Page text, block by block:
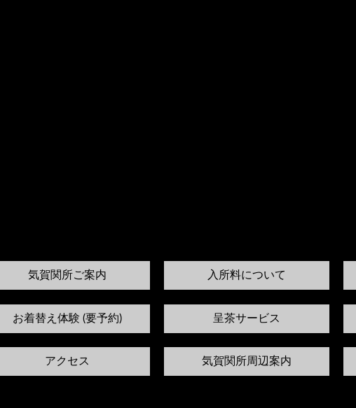
気賀関所ご案内 入所料について
お着替え体験 (要予約) 呈茶サービス
アクセス 気賀関所周辺案内